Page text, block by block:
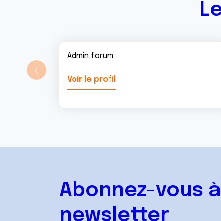
Admin forum
Voir le profil
Abonnez-vous
newsletter